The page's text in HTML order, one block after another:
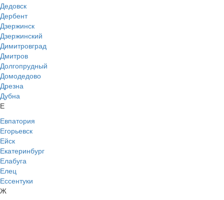
Дедовск
Дербент
Дзержинск
Дзержинский
Димитровград
Дмитров
Долгопрудный
Домодедово
Дрезна
Дубна
Е
Евпатория
Егорьевск
Ейск
Екатеринбург
Елабуга
Елец
Ессентуки
Ж